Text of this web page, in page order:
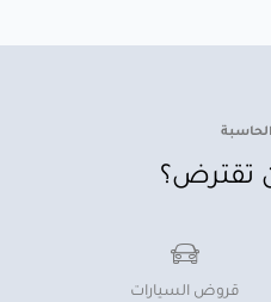
تقترض؟
قروض السيارات